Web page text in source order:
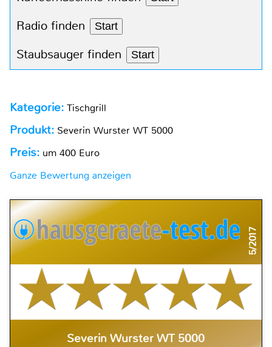
Radio finden Start
Staubsauger finden Start
Kategorie: Tischgrill
Produkt: Severin Wurster WT 5000
Preis: um 400 Euro
Ganze Bewertung anzeigen
5/2017
Severin Wurster WT 5000